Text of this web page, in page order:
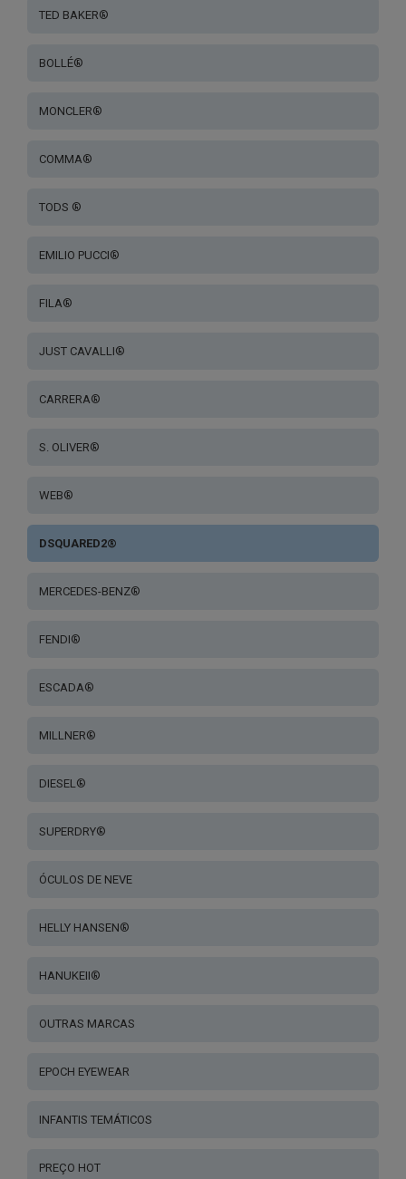
TED BAKER®
BOLLÉ®
MONCLER®
COMMA®
TODS ®
EMILIO PUCCI®
FILA®
JUST CAVALLI®
CARRERA®
S. OLIVER®
WEB®
DSQUARED2®
MERCEDES-BENZ®
FENDI®
ESCADA®
MILLNER®
DIESEL®
SUPERDRY®
ÓCULOS DE NEVE
HELLY HANSEN®
HANUKEII®
OUTRAS MARCAS
EPOCH EYEWEAR
INFANTIS TEMÁTICOS
PREÇO HOT